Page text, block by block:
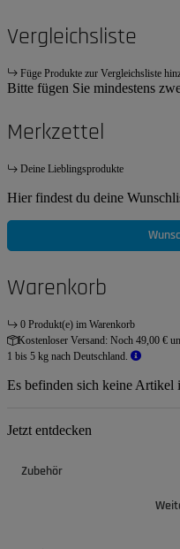
Vergleichsliste
Füge Produkte zur Vergleichsliste
Bitte fügen Sie mindestens
Merkzettel
Deine Lieblingsprodukte
Hier findest du deine
Warenkorb
0 Produkt(e) im Warenkorb
Kostenloser Versand: Noch 49,00 €
1 bis 5 kg nach Deutschland.
Es befinden sich keine Artikel
Jetzt entdecken
Zubehör